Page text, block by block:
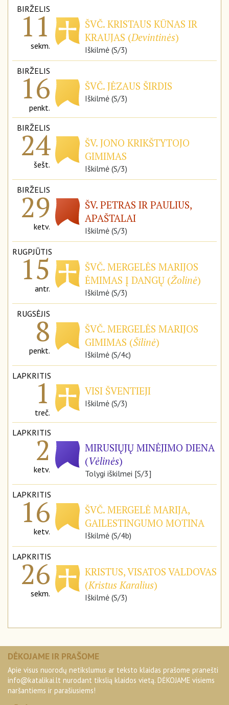
BIRŽELIS
11
sekm.
ŠVČ. KRISTAUS KŪNAS IR
KRAUJAS (Devintinės)
Iškilmė (S/3)
BIRŽELIS
16
penkt.
ŠVČ. JĖZAUS ŠIRDIS
Iškilmė (S/3)
BIRŽELIS
24
šešt.
ŠV. JONO KRIKŠTYTOJO
GIMIMAS
Iškilmė (S/3)
BIRŽELIS
29
ketv.
ŠV. PETRAS IR PAULIUS,
APAŠTALAI
Iškilmė (S/3)
RUGPJŪTIS
15
antr.
ŠVČ. MERGELĖS MARIJOS
ĖMIMAS Į DANGŲ (Žolinė)
Iškilmė (S/3)
RUGSĖJIS
8
penkt.
ŠVČ. MERGELĖS MARIJOS
GIMIMAS (Šilinė)
Iškilmė (S/4c)
LAPKRITIS
1
treč.
VISI ŠVENTIEJI
Iškilmė (S/3)
LAPKRITIS
2
ketv.
MIRUSIŲJŲ MINĖJIMO DIENA
(Vėlinės)
Tolygi iškilmei [S/3]
LAPKRITIS
16
ketv.
ŠVČ. MERGELĖ MARIJA,
GAILESTINGUMO MOTINA
Iškilmė (S/4b)
LAPKRITIS
26
sekm.
KRISTUS, VISATOS VALDOVAS
(Kristus Karalius)
Iškilmė (S/3)
DĖKOJAME IR PRAŠOME
Apie visus nuorodų netikslumus ar teksto klaidas prašome pranešti
info@katalikai.lt nurodant tikslią klaidos vietą. DĖKOJAME visiems
naršantiems ir parašiusiems!